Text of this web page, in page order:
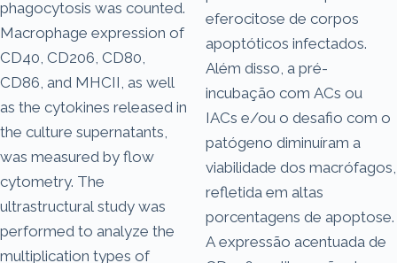
phagocytosis was counted.
Macrophage expression of
CD40, CD206, CD80,
CD86, and MHCII, as well
as the cytokines released in
the culture supernatants,
was measured by flow
cytometry. The
ultrastructural study was
performed to analyze the
multiplication types of
eferocitose de corpos
apoptóticos infectados.
Além disso, a pré-
incubação com ACs ou
IACs e/ou o desafio com o
patógeno diminuíram a
viabilidade dos macrófagos,
refletida em altas
porcentagens de apoptose.
A expressão acentuada de